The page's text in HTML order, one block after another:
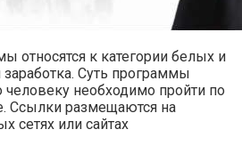
относятся к категории белых и
Суть программы
человеку необходимо пройти по
Ссылки размещаются на
сетях или сайтах